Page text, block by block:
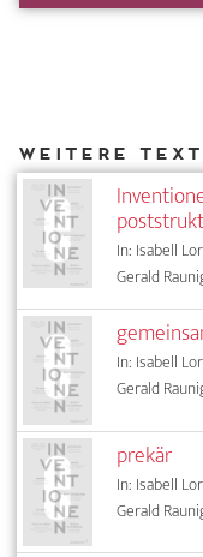
In: Isabell
Gerald
In: Isabell
Gerald
prekär
In: Isabell
Gerald